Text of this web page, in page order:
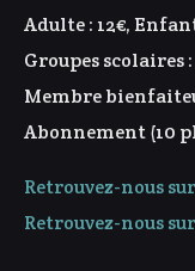
Adulte : 12€,
Groupes scolaires
Membre
Abonnement (10
Retrouvez-nous
Retrouvez-nous